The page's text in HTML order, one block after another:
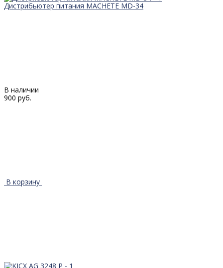
Дистрибьютер питания MACHETE MD-34
В наличии
900 руб.
В корзину